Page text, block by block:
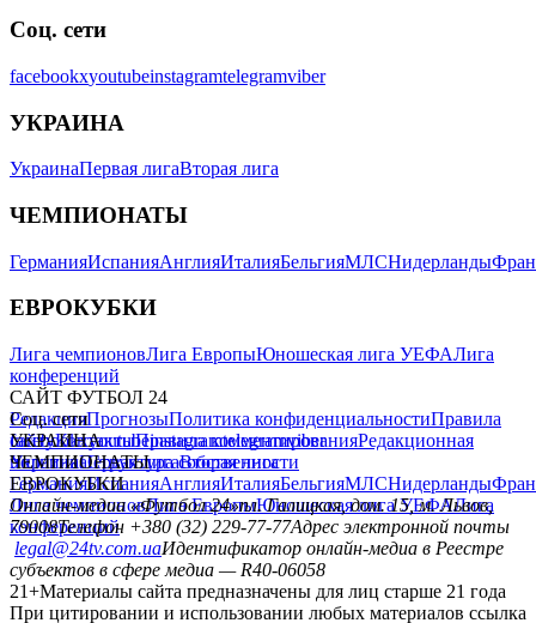
Соц. сети
facebookxyoutubeinstagramtelegramviber
УКРАИНА
УкраинаПервая лигаВторая лига
ЧЕМПИОНАТЫ
ГерманияИспанияАнглияИталияБельгияМЛСНидерланды
ЕВРОКУБКИ
Лига чемпионовЛига ЕвропыЮношеская лига УЕФАЛига
конференций
САЙТ ФУТБОЛ 24
РедакцияПрогнозыПолитика конфиденциальностиПравила
сайтуКонтактыПравила комментированияРедакционная
политикаСтруктура собственности
Соц. сети
facebookxyoutubeinstagramtelegramviber
УКРАИНА
УкраинаПервая лигаВторая лига
ЧЕМПИОНАТЫ
ГерманияИспанияАнглияИталияБельгияМЛСНидерланды
ЕВРОКУБКИ
Лига чемпионовЛига ЕвропыЮношеская лига УЕФАЛига
конференций
Онлайн-медиа «Футбол 24»пл. Галицкая, дом. 15, м. Львов,
79008Телефон +380 (32) 229-77-77Адрес электронной почты
legal@24tv.com.uaИдентификатор онлайн-медиа в Реестре
субъектов в сфере медиа — R40-06058
21+Материалы сайта предназначены для лиц старше 21 года
При цитировании и использовании любых материалов ссылка